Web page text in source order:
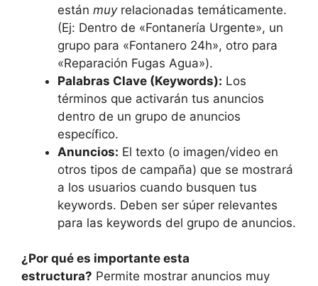
están muyrelacionadas temáticamente.
(Ej: Dentro de «Fontanería Urgente», un
grupo para «Fontanero 24h», otro para
«Reparación Fugas Agua»).
Palabras Clave (Keywords): Los
términos que activarán tus anuncios
dentro de un grupo de anuncios
específico.
Anuncios: El texto (o imagen/video en
otros tipos de campaña) que se mostrará
a los usuarios cuando busquen tus
keywords. Deben ser súper relevantes
para las keywords del grupo de anuncios.
¿Por qué es importante esta
estructura? Permite mostrar anuncios muy